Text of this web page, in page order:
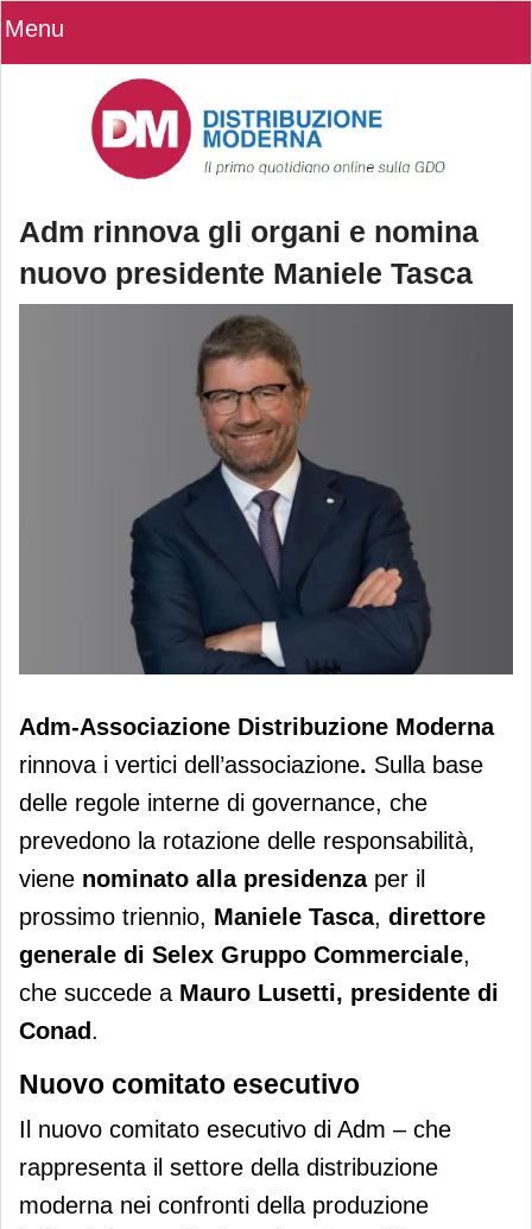
Menu
Adm rinnova gli organi e nomina
nuovo presidente Maniele Tasca
Adm rinnova gli organi e nomina
Adm-Associazione Distribuzione Moderna
rinnova i vertici dell’associazione. Sulla base
delle regole interne di governance, che
prevedono la rotazione delle responsabilità,
viene nominato alla presidenza per il
prossimo triennio, Maniele Tasca, direttore
generale di Selex Gruppo Commerciale,
che succede a Mauro Lusetti, presidente di
Conad.
Nuovo comitato esecutivo
Il nuovo comitato esecutivo di Adm – che
rappresenta il settore della distribuzione
moderna nei confronti della produzione